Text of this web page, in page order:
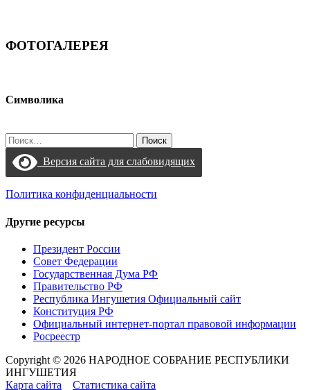
ФОТОГАЛЕРЕЯ
Символика
Найти:
Версия сайта для слабовидящих
Политика конфиденциальности
Другие ресурсы
Президент России
Совет Федерации
Государственная Дума РФ
Правительство РФ
Республика Ингушетия Официальный сайт
Конституция РФ
Официальный интернет-портал правовой информации
Росреестр
Copyright © 2026 НАРОДНОЕ СОБРАНИЕ РЕСПУБЛИКИ
ИНГУШЕТИЯ
Карта сайта
Статистика сайта